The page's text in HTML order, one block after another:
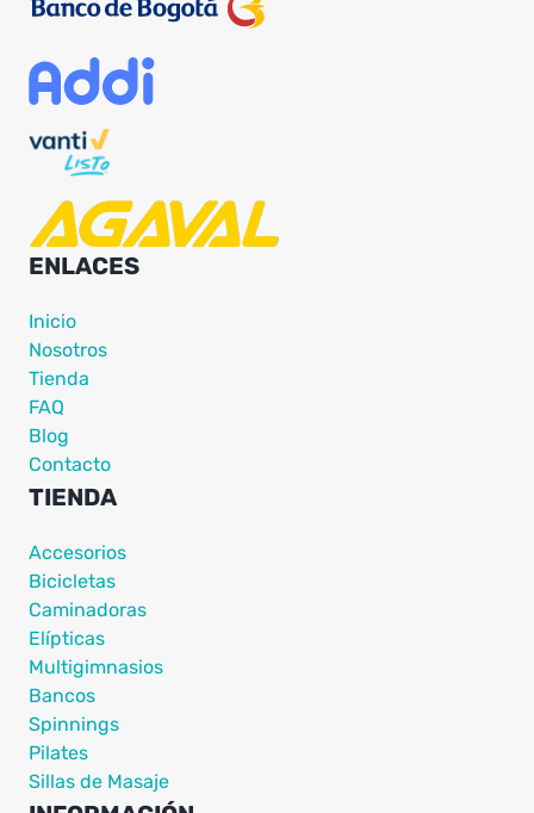
ENLACES
Inicio
Nosotros
Tienda
FAQ
Blog
Contacto
TIENDA
Accesorios
Bicicletas
Caminadoras
Elípticas
Multigimnasios
Bancos
Spinnings
Pilates
Sillas de Masaje